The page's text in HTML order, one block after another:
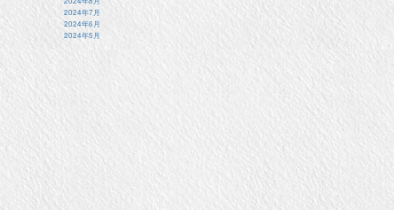
2024年7月
2024年6月
2024年5月